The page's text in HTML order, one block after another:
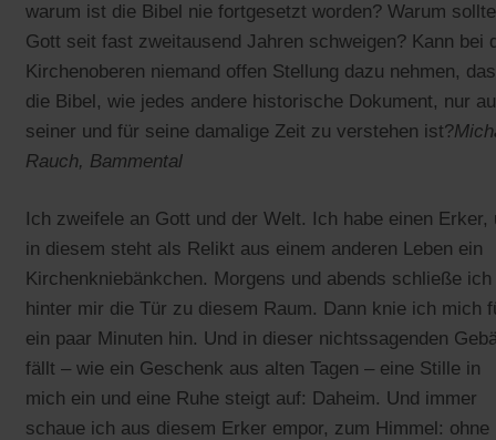
warum ist die Bibel nie fortgesetzt worden? Warum sollte
Gott seit fast zweitausend Jahren schweigen? Kann bei
Kirchenoberen niemand offen Stellung dazu nehmen,
die Bibel, wie jedes andere historische Dokument, nur
seiner und für seine damalige Zeit zu verstehen ist?
Rauch, Bammental
Ich zweifele an Gott und der Welt. Ich habe einen Erker,
in diesem steht als Relikt aus einem anderen Leben ein
Kirchenkniebänkchen. Morgens und abends schließe ich
hinter mir die Tür zu diesem Raum. Dann knie ich mich
ein paar Minuten hin. Und in dieser nichtssagenden
fällt – wie ein Geschenk aus alten Tagen – eine Stille in
mich ein und eine Ruhe steigt auf: Daheim. Und immer
schaue ich aus diesem Erker empor, zum Himmel: ohne